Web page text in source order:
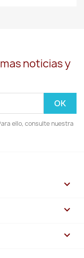
noticias y
ello, consulte nuestra


